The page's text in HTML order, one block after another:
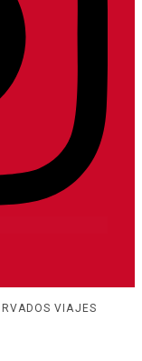
VIAJES